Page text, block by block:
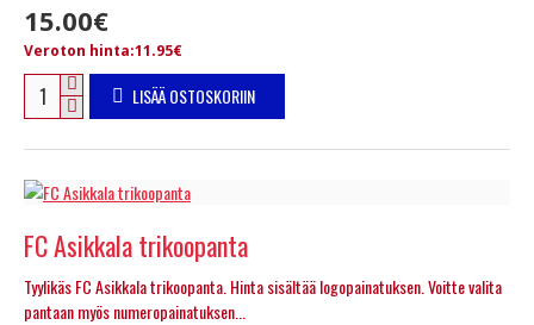
15.00€
Veroton hinta:11.95€
LISÄÄ OSTOSKORIIN
FC Asikkala trikoopanta
Tyylikäs FC Asikkala trikoopanta. Hinta sisältää logopainatuksen. Voitte valita
pantaan myös numeropainatuksen...